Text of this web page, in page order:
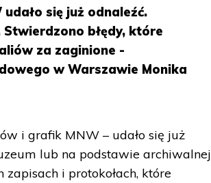
się już odnaleźć.
błędy, które
za zaginione -
w Warszawie Monika
i grafik MNW – udało się już
lub na podstawie archiwalnej
i protokołach, które